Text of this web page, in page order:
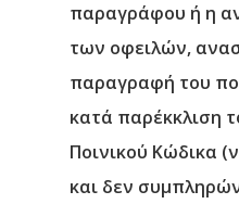
παραγράφου ή η
των οφειλών,
παραγραφή του
κατά παρέκκλιση
Ποινικού Κώδικα
και δεν